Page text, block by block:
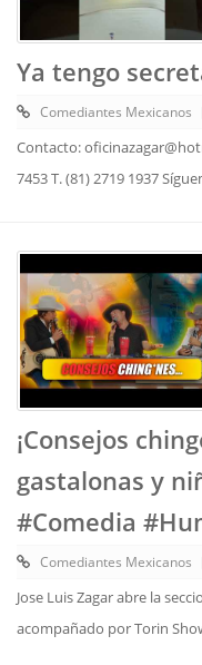
Ya tengo
Comediantes Mexicanos
Contacto:
7453 T. (81) 2719 1937
¡Consejos
gastalonas y
#Comedia
Comediantes Mexicanos
Jose Luis Zagar abre la
acompañado por Torin